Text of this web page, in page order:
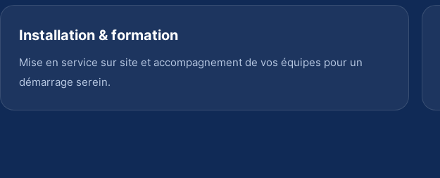
Installation & formation
Mise en service sur site et accompagnement de vos équipes pour un
démarrage serein.